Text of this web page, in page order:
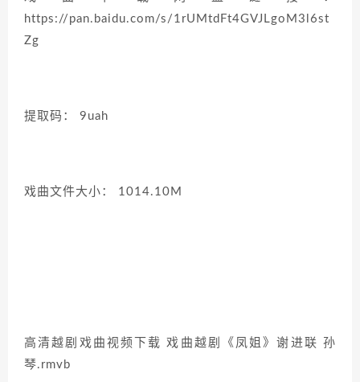
https://pan.baidu.com/s/1rUMtdFt4GVJLgoM3l6st
Zg
提取码： 9uah
戏曲文件大小： 1014.10M
高清越剧戏曲视频下载 戏曲越剧《凤姐》谢进联 孙
琴.rmvb